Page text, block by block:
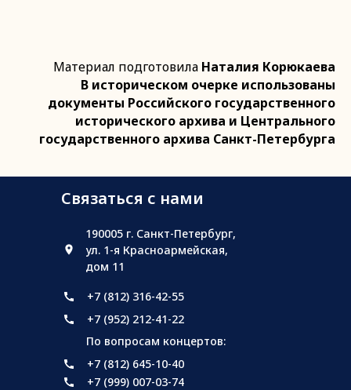
Материал подготовила Наталия Корюкаева
В историческом очерке использованы
документы Российского государственного
исторического архива и Центрального
государственного архива Санкт-Петербурга
190005 г. Санкт-Петербург,
ул. 1-я Красноармейская,
дом 11
Связаться с нами
+7 (812) 316-42-55
+7 (952) 212-41-22
+7 (812) 645-10-40
По вопросам концертов:
+7 (999) 007-03-74